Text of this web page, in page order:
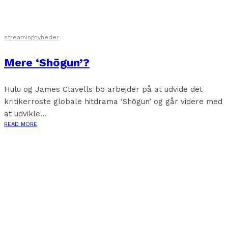
streamingnyheder
Mere ‘Shōgun’?
Hulu og James Clavells bo arbejder på at udvide det
kritikerroste globale hitdrama ‘Shōgun’ og går videre med
at udvikle...
READ MORE